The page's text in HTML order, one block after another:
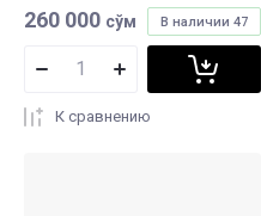
В наличии 47
260 000 сўм
К сравнению